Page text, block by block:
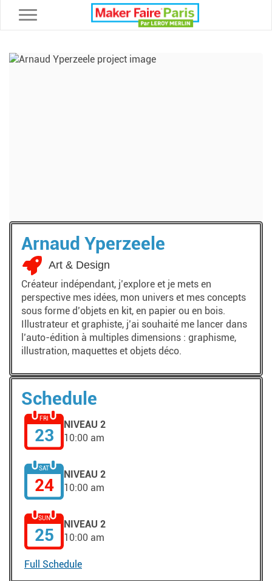
Toggle navigation
Arnaud Yperzeele
Art & Design
Créateur indépendant, j’explore et je mets en
perspective mes idées, mon univers et mes concepts
sous forme d’objets en kit, en papier ou en bois.
Illustrateur et graphiste, j’ai souhaité me lancer dans
l’auto-édition à multiples dimensions : graphisme,
illustration, maquettes et objets déco.
Schedule
FRI
23
NIVEAU 2
10:00 am
SAT
24
NIVEAU 2
10:00 am
SUN
25
NIVEAU 2
10:00 am
Full Schedule